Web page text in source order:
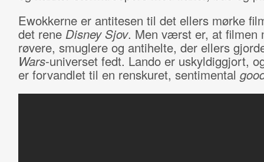
Ewokkerne er antitesen til det ellers mørke
det rene Disney Sjov. Men værst er, at filmen
røvere, smuglere og antihelte, der ellers
Wars-universet fedt. Lando er uskyldiggjort,
er forvandlet til en renskuret, sentimental